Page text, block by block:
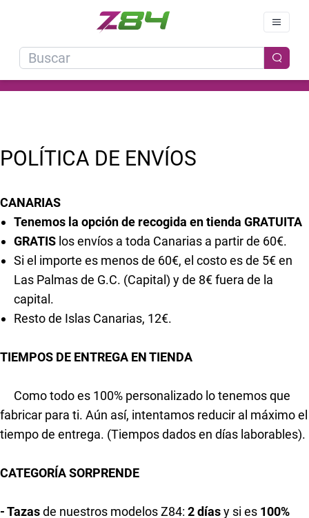
POLÍTICA DE ENVÍOS
CANARIAS
Tenemos la opción de recogida en tienda GRATUITA
GRATIS los envíos a toda Canarias a partir de 60€.
Si el importe es menos de 60€, el costo es de 5€ en
Las Palmas de G.C. (Capital) y de 8€ fuera de la
capital.
Resto de Islas Canarias, 12€.
TIEMPOS DE ENTREGA EN TIENDA
Como todo es 100% personalizado lo tenemos que
fabricar para ti. Aún así, intentamos reducir al máximo el
tiempo de entrega. (Tiempos dados en días laborables).
CATEGORÍA SORPRENDE
- Tazasde nuestros modelos Z84: 2 díasy si es 100%